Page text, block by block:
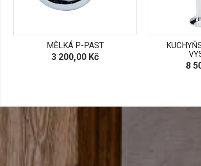
MĚLKÁ P-PAST
Cena
3 200,00 Kč
8